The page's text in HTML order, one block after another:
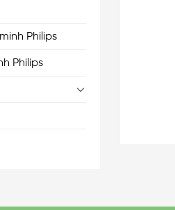
Philips
Philips